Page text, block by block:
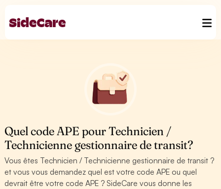
Quel code APE pour Technicien /
Technicienne gestionnaire de transit?
Vous êtes Technicien / Technicienne gestionnaire de transit ?
et vous vous demandez quel est votre code APE ou quel
devrait être votre code APE ? SideCare vous donne les